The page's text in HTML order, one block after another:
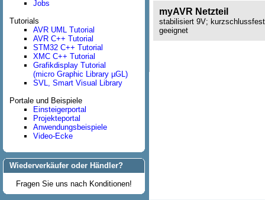
Jobs
Tutorials
AVR UML Tutorial
AVR C++ Tutorial
STM32 C++ Tutorial
XMC C++ Tutorial
Grafikdisplay Tutorial
(micro Graphic Library µGL)
SVL, Smart Visual Library
Portale und Beispiele
Einsteigerportal
Projekteportal
Anwendungsbeispiele
Video-Ecke
Wiederverkäufer oder Händler?
Fragen Sie uns nach Konditionen!
myAVR Netzteil
stabilisiert 9V;
geeignet